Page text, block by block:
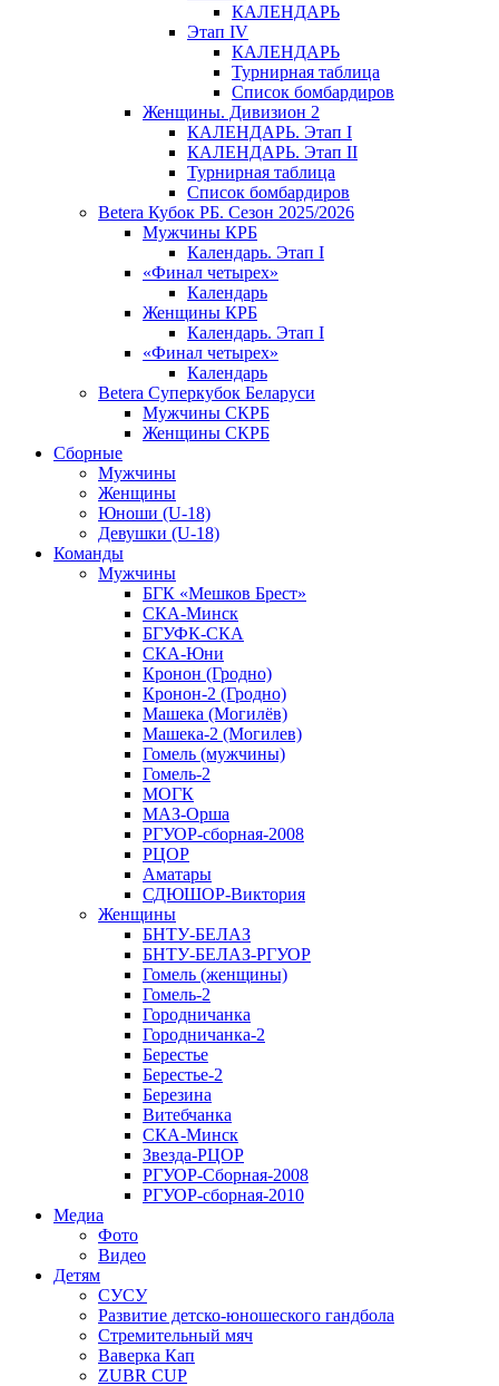
КАЛЕНДАРЬ
Этап IV
КАЛЕНДАРЬ
Турнирная таблица
Список бомбардиров
Женщины. Дивизион 2
КАЛЕНДАРЬ. Этап I
КАЛЕНДАРЬ. Этап II
Турнирная таблица
Список бомбардиров
Betera Кубок РБ. Сезон 2025/2026
Мужчины КРБ
Календарь. Этап I
«Финал четырех»
Календарь
Женщины КРБ
Календарь. Этап I
«Финал четырех»
Календарь
Betera Суперкубок Беларуси
Мужчины СКРБ
Женщины СКРБ
Сборные
Мужчины
Женщины
Юноши (U-18)
Девушки (U-18)
Команды
Мужчины
БГК «Мешков Брест»
СКА-Минск
БГУФК-СКА
СКА-Юни
Кронон (Гродно)
Кронон-2 (Гродно)
Машека (Могилёв)
Машека-2 (Могилев)
Гомель (мужчины)
Гомель-2
МОГК
МАЗ-Орша
РГУОР-сборная-2008
РЦОР
Аматары
СДЮШОР-Виктория
Женщины
БНТУ-БЕЛАЗ
БНТУ-БЕЛАЗ-РГУОР
Гомель (женщины)
Гомель-2
Городничанка
Городничанка-2
Берестье
Берестье-2
Березина
Витебчанка
СКА-Минск
Звезда-РЦОР
РГУОР-Сборная-2008
РГУОР-сборная-2010
Медиа
Фото
Видео
Детям
СУСУ
Развитие детско-юношеского гандбола
Стремительный мяч
Ваверка Кап
ZUBR CUP